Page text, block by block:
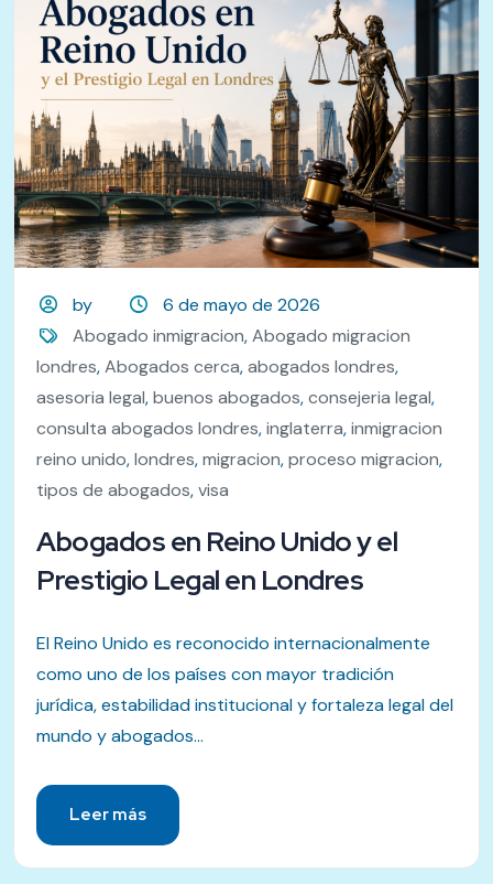
by
6 de mayo de 2026
Abogado inmigracion,Abogado migracion
londres,Abogados cerca,abogados londres,
asesoria legal,buenos abogados,consejeria legal,
consulta abogados londres,inglaterra,inmigracion
reino unido,londres,migracion,proceso migracion,
tipos de abogados,visa
Abogados en Reino Unido y el
Prestigio Legal en Londres
El Reino Unido es reconocido internacionalmente
como uno de los países con mayor tradición
jurídica, estabilidad institucional y fortaleza legal del
mundo y abogados...
Leer más